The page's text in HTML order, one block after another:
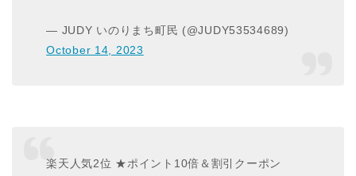
— JUDY いのりまち町民 (@JUDY53534689)
October 14, 2023
楽天人気2位 ★ポイント10倍＆割引クーポン